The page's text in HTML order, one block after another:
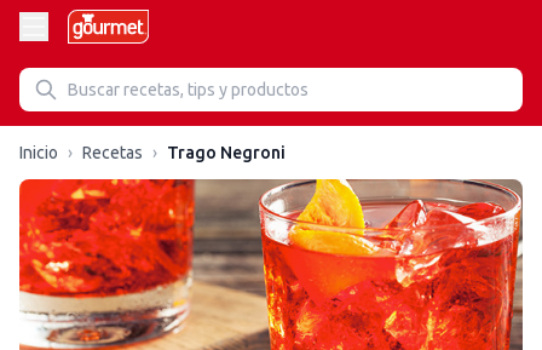
Inicio › Recetas › Trago Negroni